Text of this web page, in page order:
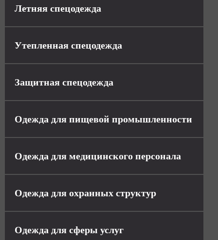
Летняя спецодежда
Утепленная спецодежда
Защитная спецодежда
Одежда для пищевой промышленности
Одежда для медицинского персонала
Одежда для охранных структур
Одежда для сферы услуг